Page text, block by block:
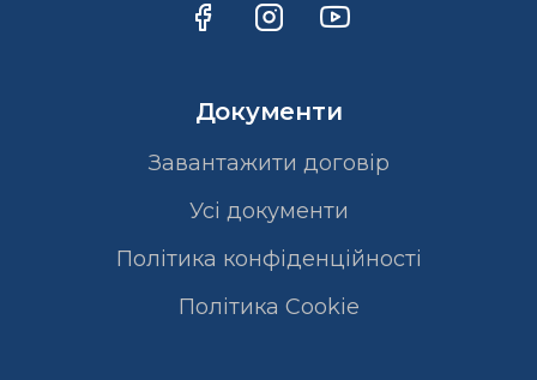
Документи
Завантажити договір
Усі документи
Політика конфіденційності
Полiтика Cookie